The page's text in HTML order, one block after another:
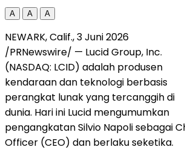
A A A
NEWARK, Calif.,3 Juni 2026
/PRNewswire/ — Lucid Group, Inc.
(NASDAQ: LCID) adalah produsen
kendaraan dan teknologi berbasis
perangkat lunak yang tercanggih di
dunia. Hari ini Lucid mengumumkan
pengangkatan Silvio Napoli sebagai
Officer (CEO) dan berlaku seketika.